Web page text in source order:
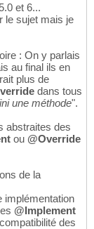
et 6...
le sujet mais je
: On y parlais
au final ils en
plus de
dans tous
une méthode".
abstraites des
ou @Override
de la
implémentation
@Implement
des